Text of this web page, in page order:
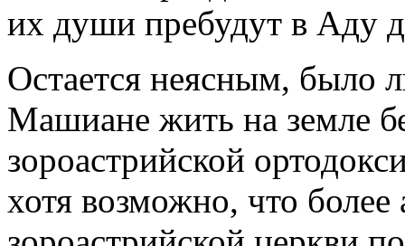
их души пребудут в Аду
Остается неясным, было
Машиане жить на земле
зороастрийской
хотя возможно, что более